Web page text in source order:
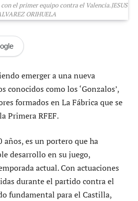
el primer equipo contra el Valencia.JESUS
ORIHUELA
emerger a una nueva
conocidos como los ‘Gonzalos’,
formados en La Fábrica que se
Primera RFEF.
años, es un portero que ha
desarrollo en su juego,
actual. Con actuaciones
durante el partido contra el
fundamental para el Castilla,